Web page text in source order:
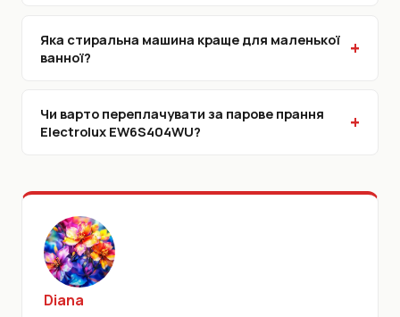
Яка стиральна машина краще для маленької
ванної?
Чи варто переплачувати за парове прання
Electrolux EW6S404WU?
Diana